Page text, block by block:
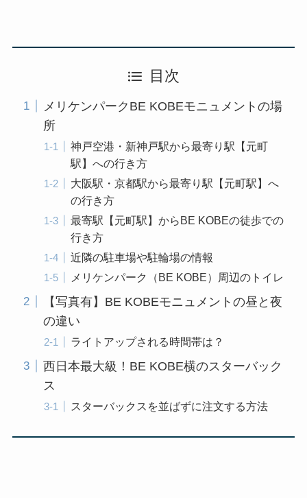
目次
メリケンパークBE KOBEモニュメントの場
所
神戸空港・新神戸駅から最寄り駅【元町
駅】への行き方
大阪駅・京都駅から最寄り駅【元町駅】へ
の行き方
最寄駅【元町駅】からBE KOBEの徒歩での
行き方
近隣の駐車場や駐輪場の情報
メリケンパーク（BE KOBE）周辺のトイレ
【写真有】BE KOBEモニュメントの昼と夜
の違い
ライトアップされる時間帯は？
西日本最大級！BE KOBE横のスターバック
ス
スターバックスを並ばずに注文する方法